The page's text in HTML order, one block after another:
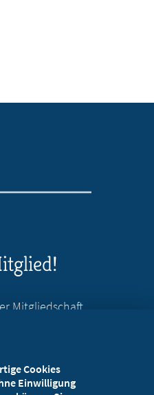
Mitgliedschaft
Cookies
Einwilligung